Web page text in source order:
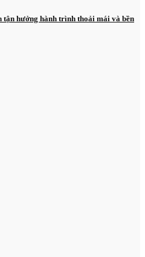
tận hưởng hành trình thoải mái và bền